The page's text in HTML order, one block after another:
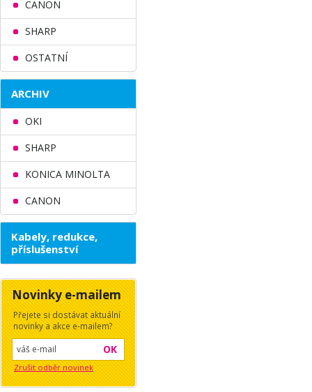
CANON
SHARP
OSTATNÍ
ARCHIV
OKI
SHARP
KONICA MINOLTA
CANON
Kabely, redukce,
příslušenství
Novinky e-mailem
Přejete si dostávat aktuální
novinky a akce e-mailem?
OK
Zrušit odběr novinek